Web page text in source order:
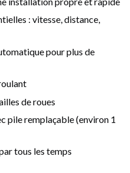
: vitesse, distance,
pour plus de
de roues
pile remplaçable (environ 1
tous les temps